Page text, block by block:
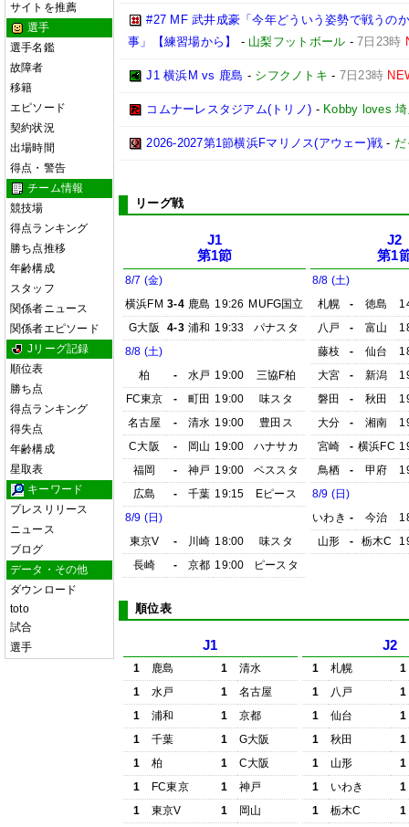
サイトを推薦
選手
選手名鑑
故障者
移籍
エピソード
契約状況
出場時間
得点・警告
チーム情報
競技場
得点ランキング
勝ち点推移
年齢構成
スタッフ
関係者ニュース
関係者エピソード
Jリーグ記録
順位表
勝ち点
得点ランキング
得失点
年齢構成
星取表
キーワード
プレスリリース
ニュース
ブログ
データ・その他
ダウンロード
toto
試合
選手
#27 MF 武井成豪「今年どういう姿勢で戦うの
事」【練習場から】
- 山梨フットボール -7日23時
J1 横浜M vs 鹿島 - シフクノトキ - 7日23時
コムナーレスタジアム(トリノ) - Kobby loves
2026-2027第1節横浜Fマリノス(アウェー)戦 -
リーグ戦
J1
第1節
8/7 (金)
横浜FM 3-4 鹿島 19:26 MUFG国立
G大阪
4-3 浦和 19:33
パナスタ
8/8 (土)
柏
- 水戸 19:00
三協F柏
FC東京
- 町田 19:00
味スタ
名古屋
- 清水 19:00
豊田ス
C大阪
- 岡山 19:00
ハナサカ
福岡
- 神戸 19:00
ベススタ
広島
- 千葉 19:15
Eピース
8/9 (日)
東京V
- 川崎 18:00
味スタ
長崎
- 京都 19:00 ピースタ
J2
第1
8/8 (土)
札幌
- 徳島
八戸
- 富山
藤枝
- 仙台
大宮
- 新潟
磐田
- 秋田
大分
- 湘南
宮崎
- 横浜FC
鳥栖
- 甲府
8/9 (日)
いわき - 今治
山形
- 栃木C
順位表
J1
1 鹿島 1
清水
1
水戸 1
名古屋
1
浦和 1
京都
1
千葉 1
G大阪
1
柏 1
C大阪
1
FC東京 1
神戸
1
東京V 1
岡山
J2
1 札幌
1
1
八戸
1
1
仙台
1
1
秋田
1
1
山形
1
1
いわき
1
1
栃木C
1